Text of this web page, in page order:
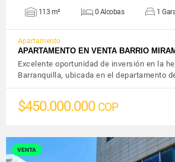
113 m² 0 Alcobas 1
Apartamento
APARTAMENTO EN VENTA BARRIO
Excelente oportunidad de inversión en la
Barranquilla, ubicada en el departamento
$450.000.000 COP
VENTA